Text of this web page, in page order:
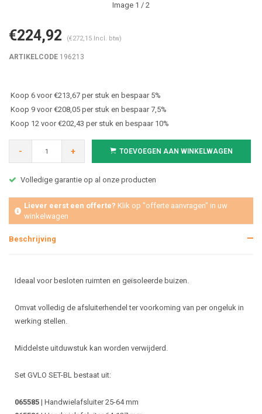
Image 1 / 2
€224,92 (€272,15 Incl. btw)
ARTIKELCODE 196213
Koop 6 voor €213,67 per stuk en bespaar 5%
Koop 9 voor €208,05 per stuk en bespaar 7,5%
Koop 12 voor €202,43 per stuk en bespaar 10%
- + TOEVOEGEN AAN WINKELWAGEN
Volledige garantie op al onze producten
Liever eerst een offerte? Klik op "offerte aanvragen" in uw
winkelwagen
Beschrijving
Ideaal voor besloten ruimten en geïsoleerde buizen.
Omvat volledig de afsluiterhendel ter voorkoming van per ongeluk in
werking stellen.
Middelste uitduwstuk kan worden verwijderd.
Set GVLO SET-BL bestaat uit:
065585 | Handwielafsluiter 25-64 mm